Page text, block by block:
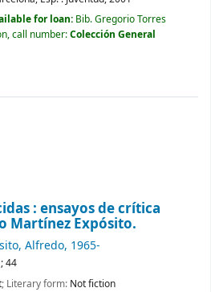
for loan: Bib. Gregorio Torres
call number:Colección General
: ensayos de crítica
Martínez Expósito.
Alfredo, 1965-
; 44
; Literary form: Not fiction